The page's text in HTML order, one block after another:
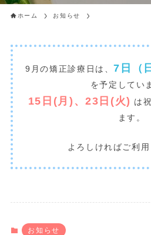
ホーム お知らせ
9月の矯正診療日は、7日（
を予定してい
15日(月)、23日(火) は
ます。
よろしければご利用
お知らせ